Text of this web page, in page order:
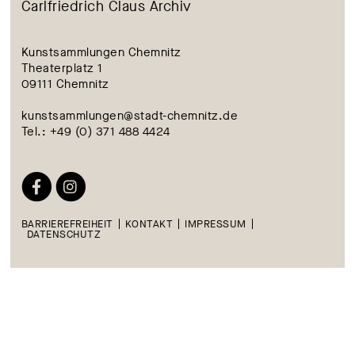
Carlfriedrich Claus Archiv
Kunstsammlungen Chemnitz
Theaterplatz 1
09111 Chemnitz
kunstsammlungen@stadt-chemnitz.de
Tel.: +49 (0) 371 488 4424
BARRIEREFREIHEIT KONTAKT IMPRESSUM
DATENSCHUTZ